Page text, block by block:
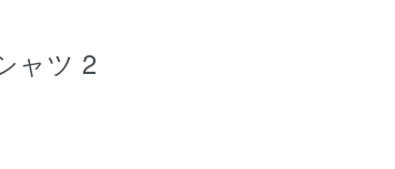
ャツ 2